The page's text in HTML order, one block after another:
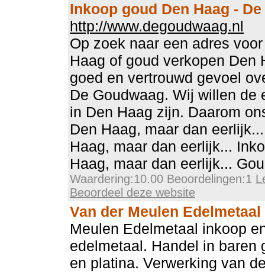
Inkoop goud Den Haag -
http://www.degoudwaag.nl
Op zoek naar een adres
Haag of goud verkopen Den
goed en vertrouwd gevoel
De Goudwaag. Wij willen de
in Den Haag zijn. Daarom
Den Haag, maar dan
Haag, maar dan eerlijk...
Haag, maar dan eerlijk...
Waardering:10.00 Beoordelingen:1
Beoordeel deze website
Van der Meulen Edelmetaal
Meulen Edelmetaal inkoop
edelmetaal. Handel in baren
en platina. Verwerking van